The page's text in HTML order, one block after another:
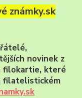
známky.sk
novinek z
filokartie, které
filatelistickém